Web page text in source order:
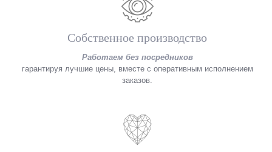
Собственное производство
Работаем без посредников
гарантируя лучшие цены, вместе с оперативным исполнением
заказов.